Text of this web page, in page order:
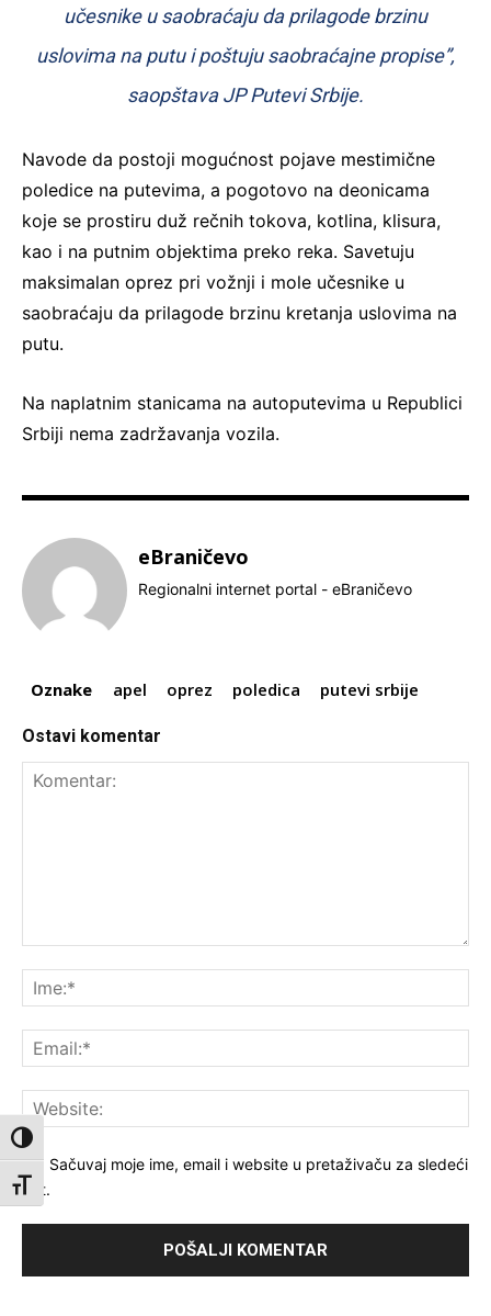
Toggle High Contrast
Toggle Font size
učesnike u saobraćaju da prilagode brzinu
uslovima na putu i poštuju saobraćajne propise”,
saopštava JP Putevi Srbije.
Navode da postoji mogućnost pojave mestimične
poledice na putevima, a pogotovo na deonicama
koje se prostiru duž rečnih tokova, kotlina, klisura,
kao i na putnim objektima preko reka. Savetuju
maksimalan oprez pri vožnji i mole učesnike u
saobraćaju da prilagode brzinu kretanja uslovima na
putu.
Na naplatnim stanicama na autoputevima u Republici
Srbiji nema zadržavanja vozila.
eBraničevo
Regionalni internet portal - eBraničevo
Oznake apel oprez poledica putevi srbije
Ostavi komentar
Sačuvaj moje ime, email i website u pretaživaču za sledeći
put.